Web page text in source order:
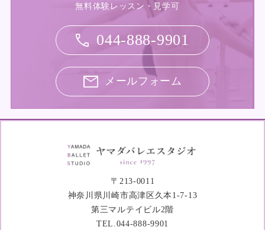
無料体験レッスン・見学可
044-888-9901
メールフォーム
〒213-0011
神奈川県川崎市高津区久本1-7-13
第三マルテイビル2階
TEL.044-888-9901